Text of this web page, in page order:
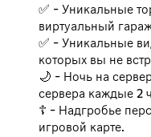
✅ - Уникальные
виртуальный
✅ - Уникальные
которых вы не
🌙 - Ночь на
сервера каждые 2
☦ - Надгробье
игровой карте.